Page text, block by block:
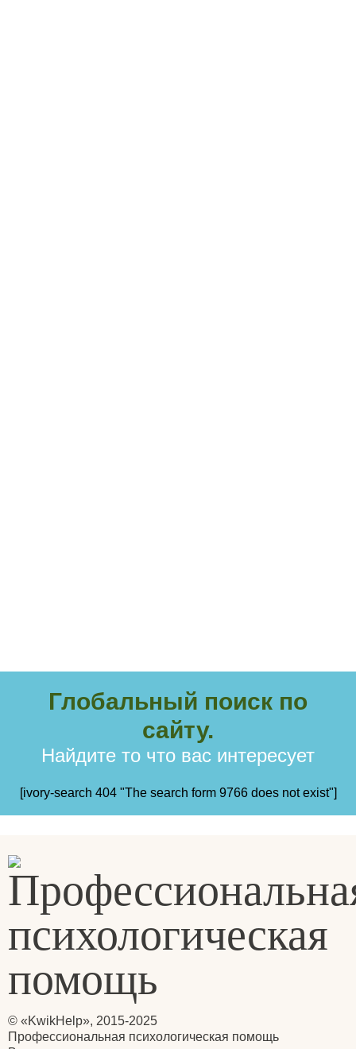
Глобальный поиск по
сайту.
Найдите то что вас интересует
[ivory-search 404 "The search form 9766 does not exist"]
© «KwikHelp», 2015-2025
Профессиональная психологическая помощь